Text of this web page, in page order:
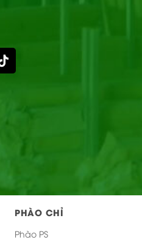
PHÀO CHỈ
Phào PS